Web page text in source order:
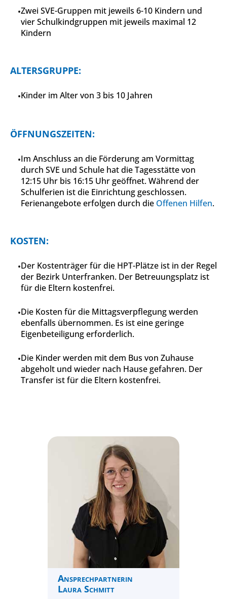
Zwei SVE-Gruppen mit jeweils 6-10 Kindern und
vier Schulkindgruppen mit jeweils maximal 12
Kindern
ALTERSGRUPPE:
Kinder im Alter von 3 bis 10 Jahren
ÖFFNUNGSZEITEN:
Im Anschluss an die Förderung am Vormittag
durch SVE und Schule hat die Tagesstätte von
12:15 Uhr bis 16:15 Uhr geöffnet. Während der
Schulferien ist die Einrichtung geschlossen.
Ferienangebote erfolgen durch die Offenen Hilfen.
KOSTEN:
Der Kostenträger für die HPT-Plätze ist in der Regel
der Bezirk Unterfranken. Der Betreuungsplatz ist
für die Eltern kostenfrei.
Die Kosten für die Mittagsverpflegung werden
ebenfalls übernommen. Es ist eine geringe
Eigenbeteiligung erforderlich.
Die Kinder werden mit dem Bus von Zuhause
abgeholt und wieder nach Hause gefahren. Der
Transfer ist für die Eltern kostenfrei.
Ansprechpartnerin
Laura Schmitt